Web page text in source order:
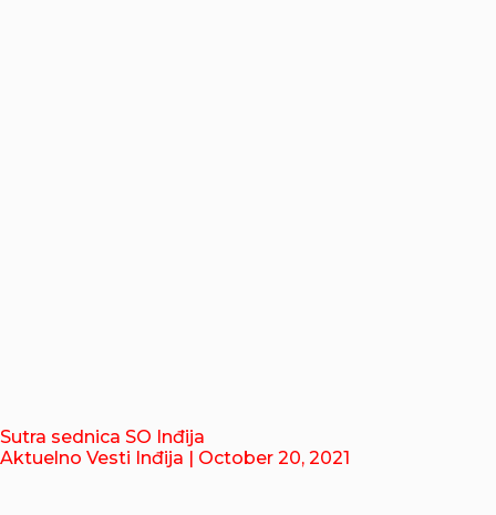
Sutra sednica SO Inđija
Aktuelno Vesti Inđija | October 20, 2021